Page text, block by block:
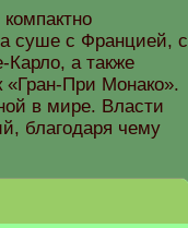
суше с Францией, с
Карло, а также
При Монако».
в мире. Власти
благодаря чему